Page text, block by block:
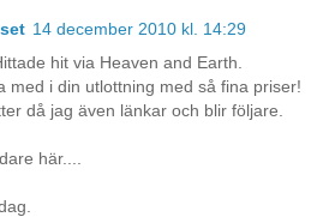
14 december 2010 kl. 14:29
hit via Heaven and Earth.
med i din utlottning med så fina priser!
då jag även länkar och blir följare.
här....